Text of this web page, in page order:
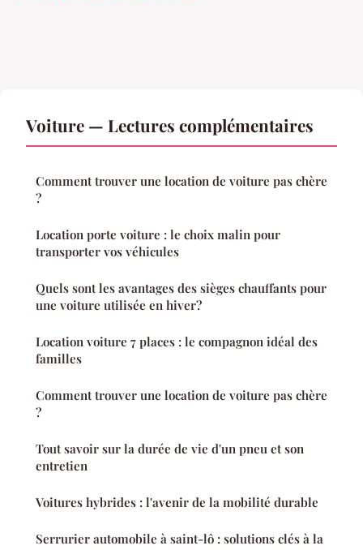
Voiture — Lectures complémentaires
Comment trouver une location de voiture pas chère
?
Location porte voiture : le choix malin pour
transporter vos véhicules
Quels sont les avantages des sièges chauffants pour
une voiture utilisée en hiver?
Location voiture 7 places : le compagnon idéal des
familles
Comment trouver une location de voiture pas chère
?
Tout savoir sur la durée de vie d'un pneu et son
entretien
Voitures hybrides : l'avenir de la mobilité durable
Serrurier automobile à saint-lô : solutions clés à la